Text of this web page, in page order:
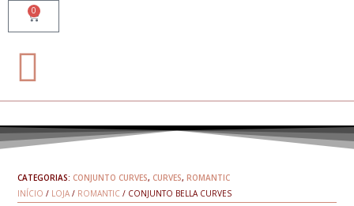
0
CATEGORIAS: CONJUNTO CURVES, CURVES, ROMANTIC
INÍCIO / LOJA / ROMANTIC / CONJUNTO BELLA CURVES